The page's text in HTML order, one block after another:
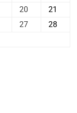
20
21
27
28